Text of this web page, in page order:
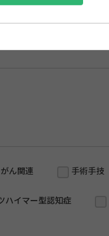
がん関連 手術手技
ハイマー型認知症